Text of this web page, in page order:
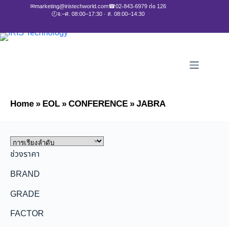
✉marketing@iristechworld.com☎02-843-6979 ต่อ 126
🕘จ.–ศ. 08:00–17:30 · ส. 08:00–14:30
Home»EOL»CONFERENCE»JABRA
ช่วงราคา
BRAND
GRADE
FACTOR